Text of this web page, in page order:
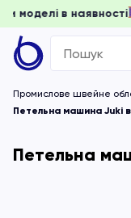
моделі в
Search
for:
Промислове швейне
Петельна машина Juki в
Петельна